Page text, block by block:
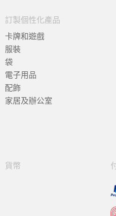
訂製個性化產品
卡牌和遊戲
服裝
袋
電子用品
配飾
家居及辦公室
貨幣